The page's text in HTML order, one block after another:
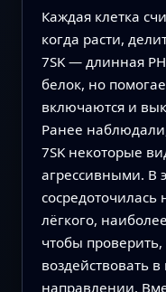
Каждая клетка
когда расти,
7SK — длинная
белок, но
включаются и
Ранее
7SK некоторые
агрессивными. В
лёгкого,
чтобы
воздействовать
направлении.